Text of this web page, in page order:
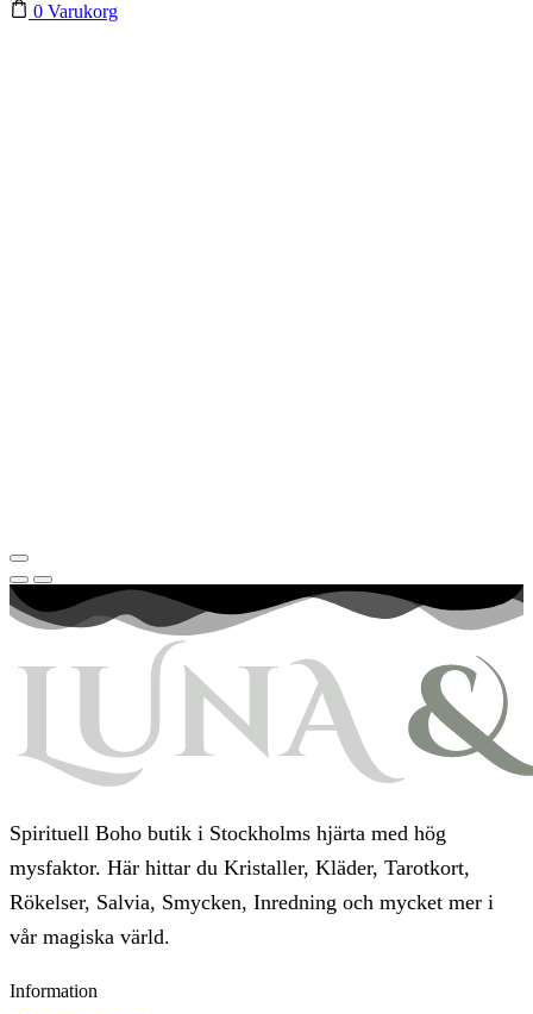
0 Varukorg
Spirituell Boho butik i Stockholms hjärta med hög
mysfaktor. Här hittar du Kristaller, Kläder, Tarotkort,
Rökelser, Salvia, Smycken, Inredning och mycket mer i
vår magiska värld.
Information